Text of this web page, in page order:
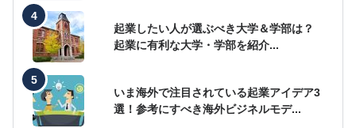
起業したい人が選ぶべき大学＆学部は？
起業に有利な大学・学部を紹介...
いま海外で注目されている起業アイデア3
選！参考にすべき海外ビジネルモデ...